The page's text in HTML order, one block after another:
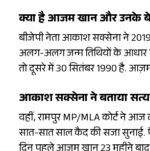
क्या है आजम खान और उनके
बीजेपी नेता आकाश सक्सेना ने
अलग-अलग जन्म तिथियों के आधार
तो दूसरे में 30 सितंबर 1990 है.
आकाश सक्सेना ने बताया
वहीं, रामपुर MP/MLA कोर्ट ने
सात-सात साल कैद की सजा